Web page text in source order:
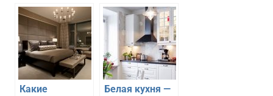
красный цвет
для отделки
гостиной
комнаты стоит
выбрать
мозаику
Какие
Белая кухня —